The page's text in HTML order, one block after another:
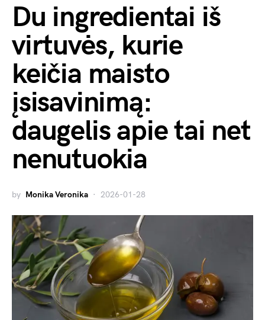
Du ingredientai iš
virtuvės, kurie
keičia maisto
įsisavinimą:
daugelis apie tai net
nenutuokia
by Monika Veronika 2026-01-28